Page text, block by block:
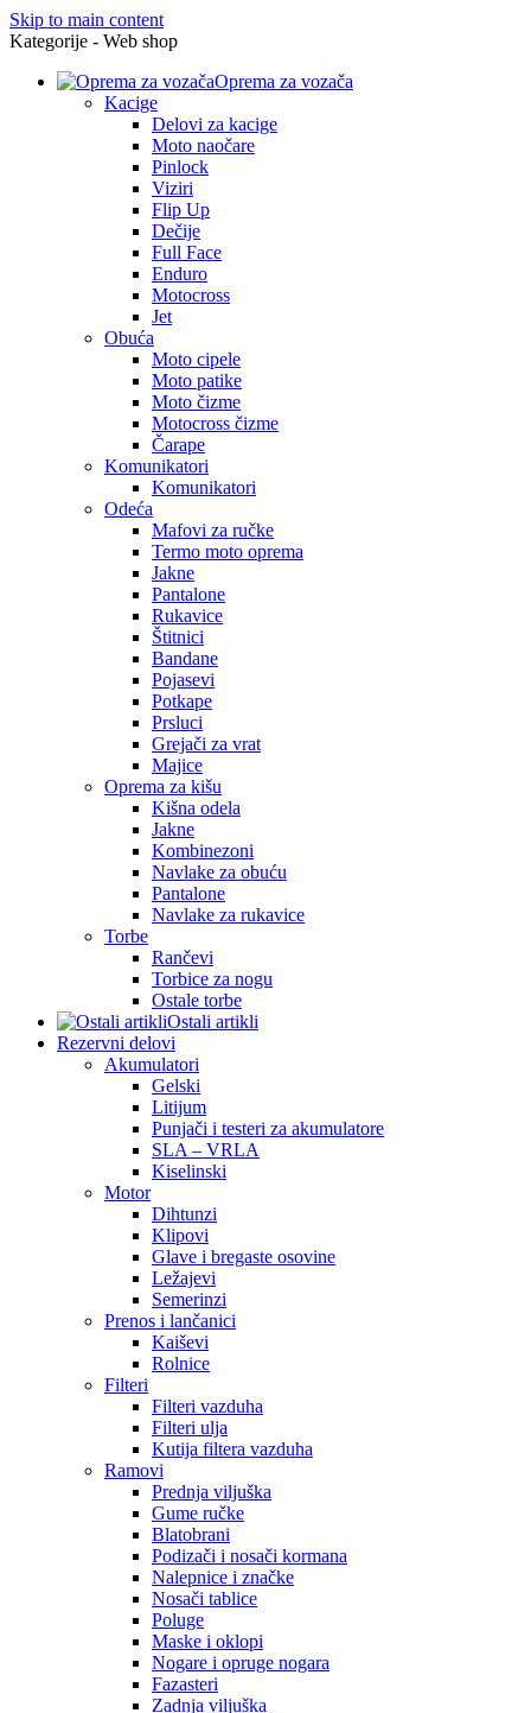
Skip to main content
Kategorije - Web shop
Oprema za vozača
Kacige
Delovi za kacige
Moto naočare
Pinlock
Viziri
Flip Up
Dečije
Full Face
Enduro
Motocross
Jet
Obuća
Moto cipele
Moto patike
Moto čizme
Motocross čizme
Čarape
Komunikatori
Komunikatori
Odeća
Mafovi za ručke
Termo moto oprema
Jakne
Pantalone
Rukavice
Štitnici
Bandane
Pojasevi
Potkape
Prsluci
Grejači za vrat
Majice
Oprema za kišu
Kišna odela
Jakne
Kombinezoni
Navlake za obuću
Pantalone
Navlake za rukavice
Torbe
Rančevi
Torbice za nogu
Ostale torbe
Ostali artikli
Rezervni delovi
Akumulatori
Gelski
Litijum
Punjači i testeri za akumulatore
SLA – VRLA
Kiselinski
Motor
Dihtunzi
Klipovi
Glave i bregaste osovine
Ležajevi
Semerinzi
Prenos i lančanici
Kaiševi
Rolnice
Filteri
Filteri vazduha
Filteri ulja
Kutija filtera vazduha
Ramovi
Prednja viljuška
Gume ručke
Blatobrani
Podizači i nosači kormana
Nalepnice i značke
Nosači tablice
Poluge
Maske i oklopi
Nogare i opruge nogara
Fazasteri
Zadnja viljuška